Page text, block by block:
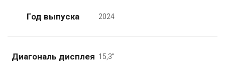
Год выпуска 2024
Диагональ дисплея 15,3"